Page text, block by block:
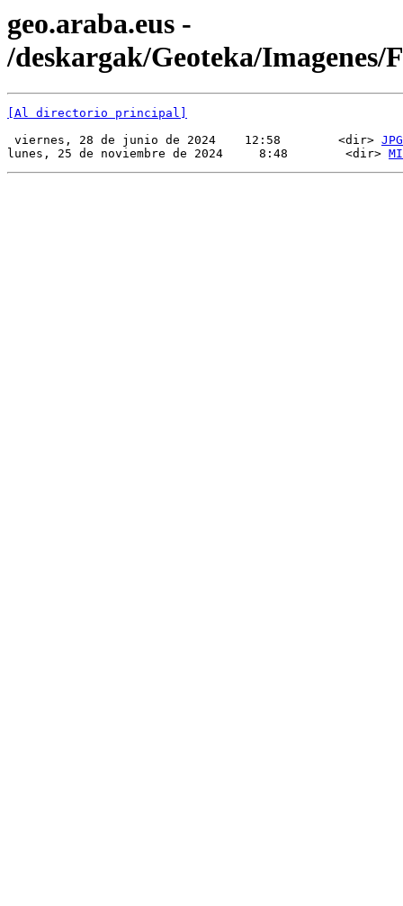
geo.araba.eus -
/deskargak/Geoteka/Imagenes/
[Al directorio principal]
viernes, 28 de junio de 2024    12:58        <dir> JPG
lunes, 25 de noviembre de 2024     8:48        <dir>